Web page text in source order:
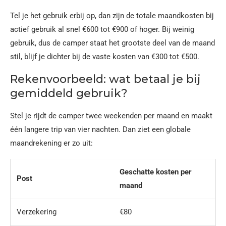
Tel je het gebruik erbij op, dan zijn de totale maandkosten bij
actief gebruik al snel €600 tot €900 of hoger. Bij weinig
gebruik, dus de camper staat het grootste deel van de maand
stil, blijf je dichter bij de vaste kosten van €300 tot €500.
Rekenvoorbeeld: wat betaal je bij
gemiddeld gebruik?
Stel je rijdt de camper twee weekenden per maand en maakt
één langere trip van vier nachten. Dan ziet een globale
maandrekening er zo uit:
Post
Geschatte kosten per
maand
Verzekering €80